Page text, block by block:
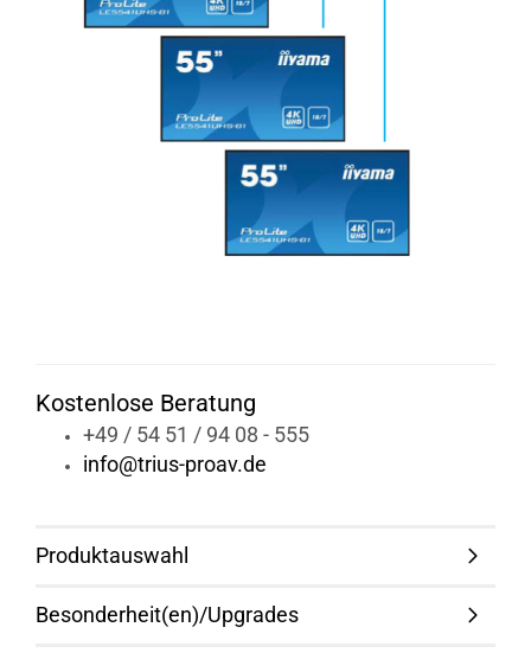
Kostenlose Beratung
+49 / 54 51 / 94 08 - 555
info@trius-proav.de
Produktauswahl
Besonderheit(en)/Upgrades